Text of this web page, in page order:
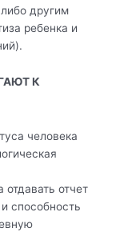
другим
ребенка и
К
человека
отчет
способность